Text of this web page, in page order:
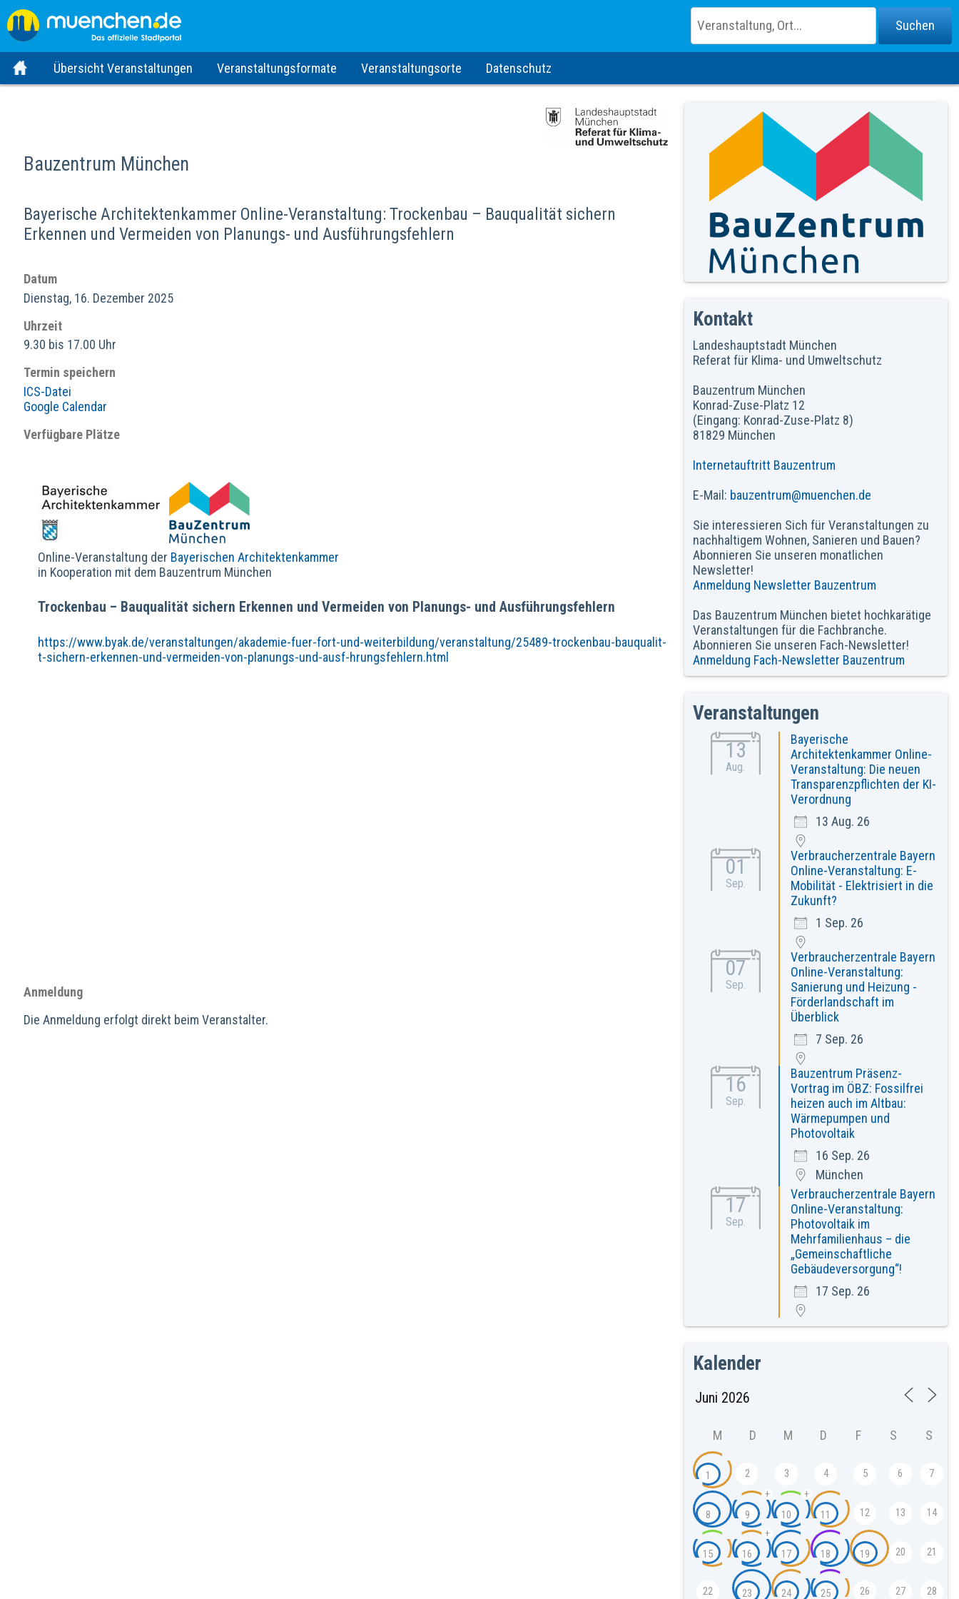
Übersicht Veranstaltungen Veranstaltungsformate Veranstaltungsorte Datenschutz
Bauzentrum München
Bayerische Architektenkammer Online-Veranstaltung: Trockenbau – Bauqualität sichern
Erkennen und Vermeiden von Planungs- und Ausführungsfehlern
Datum
Dienstag, 16. Dezember 2025
Uhrzeit
9.30 bis 17.00 Uhr
Termin speichern
ICS-Datei
Google Calendar
Verfügbare Plätze
Online-Veranstaltung der Bayerischen Architektenkammer
in Kooperation mit dem Bauzentrum München
Trockenbau – Bauqualität sichern Erkennen und Vermeiden von Planungs- und Ausführungsfehlern
https://www.byak.de/veranstaltungen/akademie-fuer-fort-und-weiterbildung/veranstaltung/25489-trockenbau-bauqualit-
t-sichern-erkennen-und-vermeiden-von-planungs-und-ausf-hrungsfehlern.html
Anmeldung
Die Anmeldung erfolgt direkt beim Veranstalter.
Kontakt
Landeshauptstadt München
Referat für Klima- und Umweltschutz
Bauzentrum München
Konrad-Zuse-Platz 12
(Eingang: Konrad-Zuse-Platz 8)
81829 München
Internetauftritt Bauzentrum
E-Mail: bauzentrum@muenchen.de
Sie interessieren Sich für Veranstaltungen zu
nachhaltigem Wohnen, Sanieren und Bauen?
Abonnieren Sie unseren monatlichen
Newsletter!
Anmeldung Newsletter Bauzentrum
Das Bauzentrum München bietet hochkarätige
Veranstaltungen für die Fachbranche.
Abonnieren Sie unseren Fach-Newsletter!
Anmeldung Fach-Newsletter Bauzentrum
Veranstaltungen
13
Aug.
Bayerische
Architektenkammer Online-
Veranstaltung: Die neuen
Transparenzpflichten der KI-
Verordnung
13 Aug. 26
01
Sep.
Verbraucherzentrale Bayern
Online-Veranstaltung: E-
Mobilität - Elektrisiert in die
Zukunft?
1 Sep. 26
07
Sep.
Verbraucherzentrale Bayern
Online-Veranstaltung:
Sanierung und Heizung -
Förderlandschaft im
Überblick
7 Sep. 26
16
Sep.
Bauzentrum Präsenz-
Vortrag im ÖBZ: Fossilfrei
heizen auch im Altbau:
Wärmepumpen und
Photovoltaik
16 Sep. 26
München
17
Sep.
Verbraucherzentrale Bayern
Online-Veranstaltung:
Photovoltaik im
Mehrfamilienhaus – die
„Gemeinschaftliche
Gebäudeversorgung“!
17 Sep. 26
Kalender
M D M D F S S
1 2 3 4 5 6 7
8 9
+
10
+
11 12 13 14
15 16
+
17 18 19 20 21
22 23 24 25 26 27 28